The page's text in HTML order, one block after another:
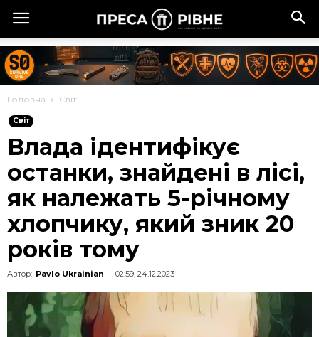
Головна Cвіт
Cвіт
Влада ідентифікує
останки, знайдені в лісі,
як належать 5-річному
хлопчику, який зник 20
років тому
Автор: Pavlo Ukrainian - 02:59, 24.12.2023